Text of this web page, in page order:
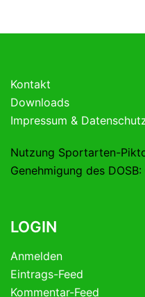
Kontakt
Downloads
Impressum &
Nutzung Sportarten-
Genehmigung des DOSB:
LOGIN
Anmelden
Eintrags-Feed
Kommentar-Feed